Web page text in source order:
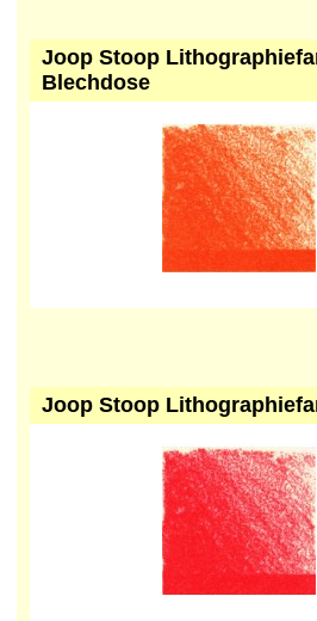
Joop Stoop
Blechdose
Joop Stoop